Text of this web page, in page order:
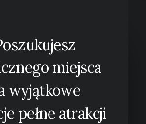
miejsca
wyjątkowe
pełne atrakcji